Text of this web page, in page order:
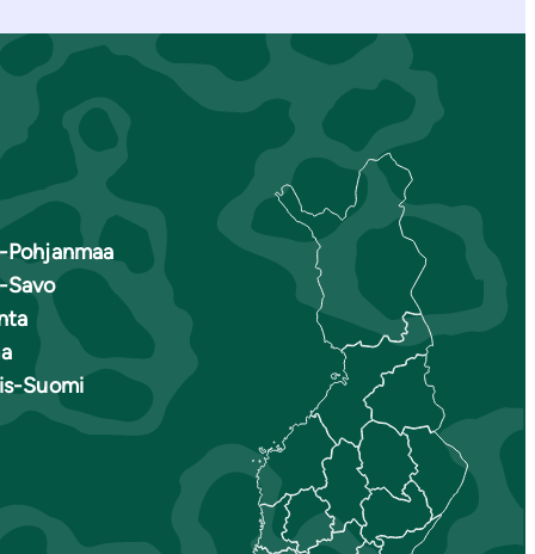
Pohjanmaa
Savo
Suomi